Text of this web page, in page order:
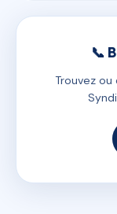
📞
Trouvez